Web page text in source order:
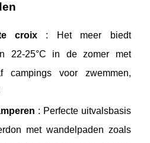
croix : Het meer biedt
22-25°C in de zomer met
campings voor zwemmen,
: Perfecte uitvalsbasis
met wandelpaden zoals